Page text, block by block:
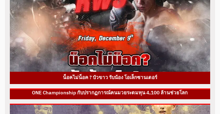
น็อคไม่น็อค ? บัวขาว รับน้อง โอเล็กซานเดอร์
ONE Championship กับปรากฏการณ์คนมวยระดมทุน 4,100 ล้านช่วยโลก